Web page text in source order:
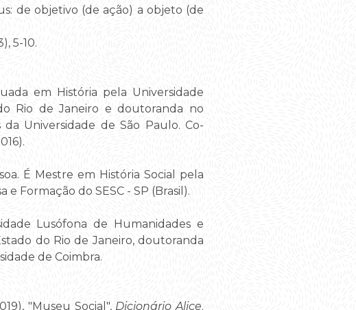
de objetivo (de ação) a objeto (de
5-10.
em História pela Universidade
Rio de Janeiro e doutoranda no
Universidade de São Paulo. Co-
É Mestre em História Social pela
Formação do SESC - SP (Brasil).
Lusófona de Humanidades e
do Rio de Janeiro, doutoranda
de Coimbra.
"Museu Social", Dicionário Alice.